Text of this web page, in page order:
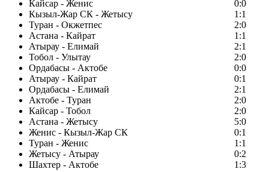
Кайсар - Женис
0:0
Кызыл-Жар СК - Жетысу
1:1
Туран - Окжетпес
2:0
Астана - Кайрат
1:1
Атырау - Елимай
2:1
Тобол - Улытау
2:0
Ордабасы - Актобе
0:0
Атырау - Кайрат
0:1
Ордабасы - Елимай
2:1
Актобе - Туран
2:0
Кайсар - Тобол
2:0
Астана - Жетысу
5:0
Женис - Кызыл-Жар СК
0:1
Туран - Женис
1:1
Жетысу - Атырау
0:2
Шахтер - Актобе
1:3